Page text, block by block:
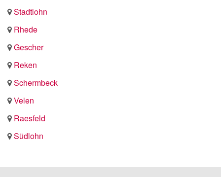
Stadtlohn
Rhede
Gescher
Reken
Schermbeck
Velen
Raesfeld
Südlohn